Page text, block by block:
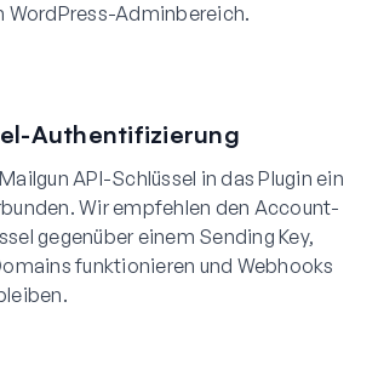
WordPress-Adminbereich.
Authentifizierung
API-Schlüssel in das Plugin ein
Wir empfehlen den Account-
gegenüber einem Sending Key,
funktionieren und Webhooks